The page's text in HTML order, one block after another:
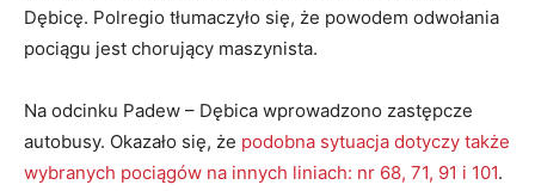
Dębicę. Polregio tłumaczyło się, że powodem odwołania
pociągu jest chorujący maszynista.
Na odcinku Padew – Dębica wprowadzono zastępcze
autobusy. Okazało się, że podobna sytuacja dotyczy także
wybranych pociągów na innych liniach: nr 68, 71, 91 i 101.